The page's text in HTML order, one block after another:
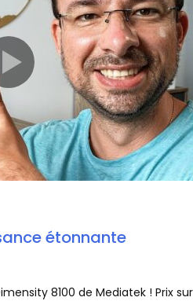
étonnante
8100 de Mediatek ! Prix